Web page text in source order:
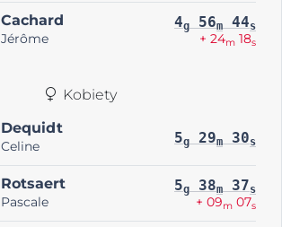
Cachard
Jérôme
4g 56m 44s
+ 24m 18s
Kobiety
Dequidt
Celine 5g 29m 30s
Rotsaert
Pascale
5g 38m 37s
+ 09m 07s